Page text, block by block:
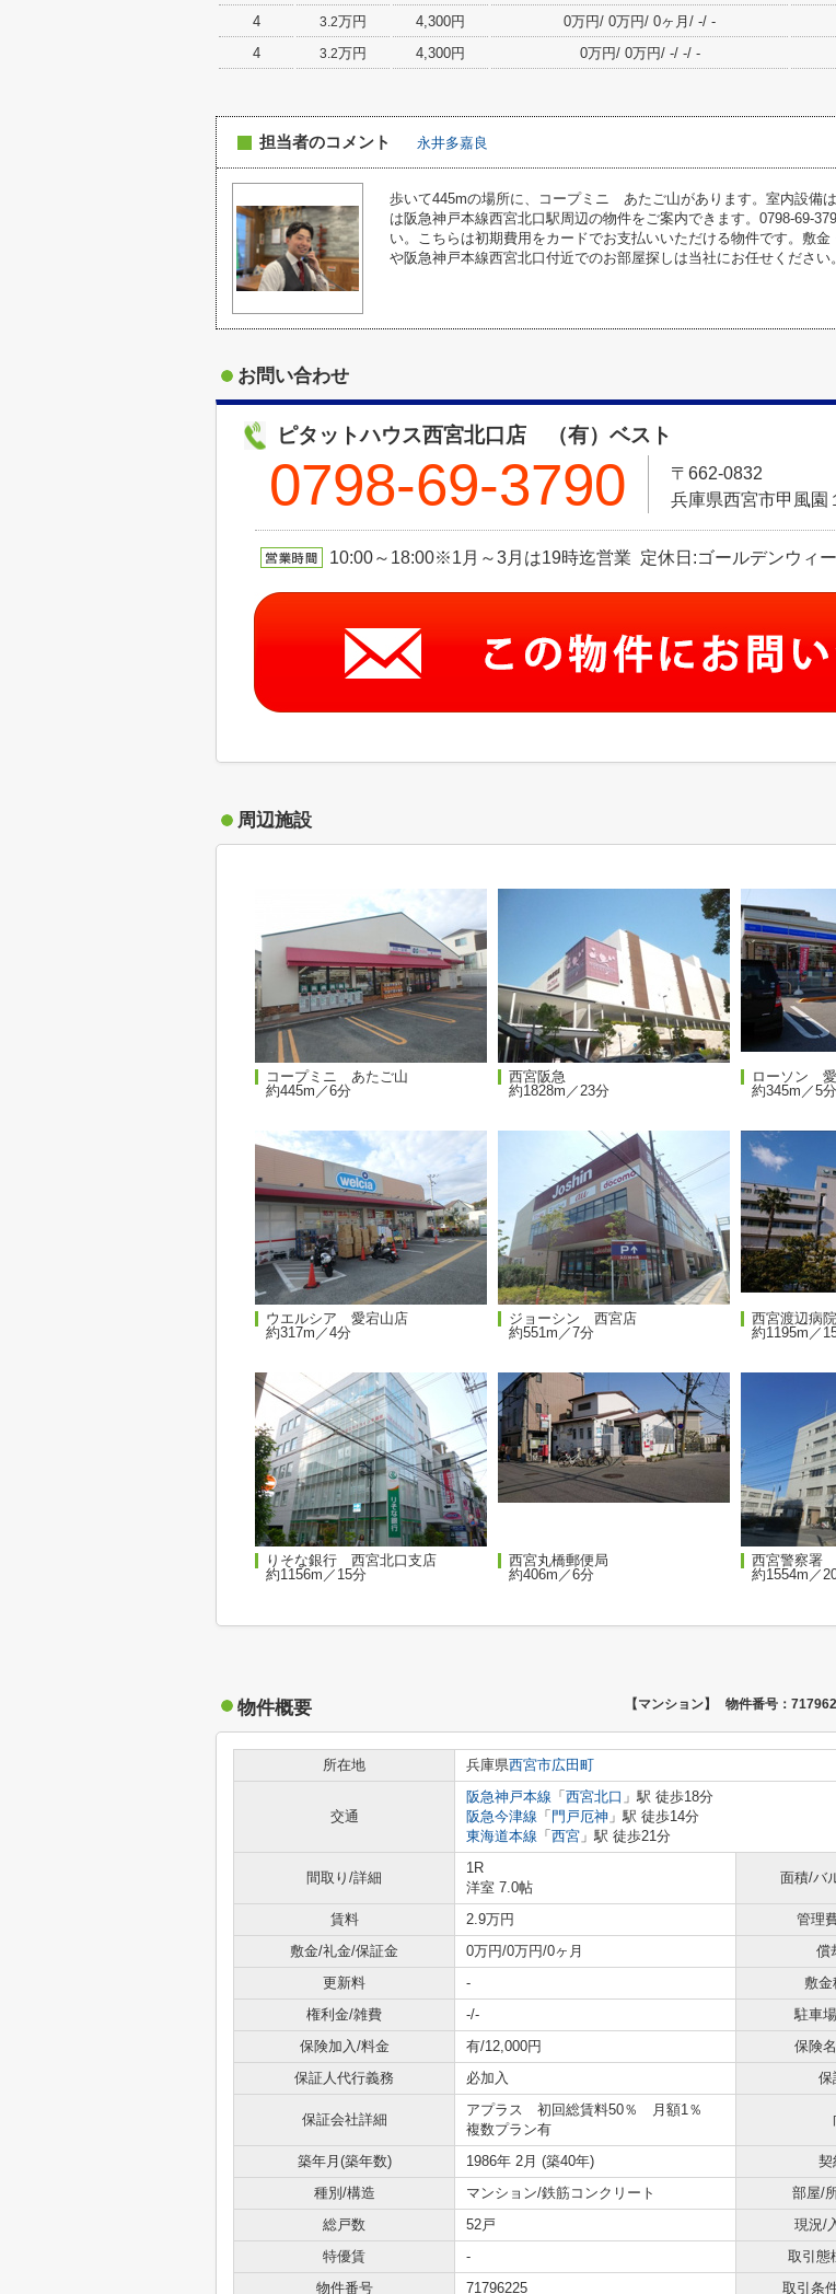
4
3.2万円 4,300円 0万円/ 0万円/ 0ヶ月/ -/ -
4
3.2万円 4,300円 0万円/ 0万円/ -/ -/ -
担当者のコメント 永井多嘉良
歩いて445mの場所に、コープミニ あたご山があります。室内設備
は阪急神戸本線西宮北口駅周辺の物件をご案内できます。0798-69-
い。こちらは初期費用をカードでお支払いいただける物件です。敷
や阪急神戸本線西宮北口付近でのお部屋探しは当社にお任せくださ
お問い合わせ
ピタットハウス西宮北口店 （有）ベスト
0798-69-3790
〒662-0832
兵庫県西宮市甲風園
10:00～18:00※1月～3月は19時迄営業 定休日:ゴールデンウィ
周辺施設
コープミニ あたご山
約445m／6分
西宮阪急
約1828m／23分
ローソン
約345m／5分
ウエルシア 愛宕山店
約317m／4分
ジョーシン 西宮店
約551m／7分
西宮渡辺病院
約1195m／
りそな銀行 西宮北口支店
約1156m／15分
西宮丸橋郵便局
約406m／6分
西宮警察署
約1554m／
物件概要 【マンション】 物件番号：
所在地 兵庫県西宮市広田町
交通
阪急神戸本線 「 西宮北口 」駅 徒歩18分
阪急今津線 「 門戸厄神 」駅 徒歩14分
東海道本線 「 西宮 」駅 徒歩21分
間取り/詳細
1R
洋室 7.0帖
面積/バ
賃料 2.9万円 管理
敷金/礼金/保証金
0万円/0万円/0ヶ月 償
更新料
- 敷金
権利金/雑費
-/- 駐車
保険加入/料金
有/12,000円 保険
保証人代行義務
必加入 保
保証会社詳細
アプラス 初回総賃料50％ 月額1％
複数プラン有
築年月(築年数) 1986年 2月 (築40年) 契
種別/構造
マンション/鉄筋コンクリート 部屋/
総戸数
52戸 現況/
特優賃
- 取引態
物件番号
71796225 取引条